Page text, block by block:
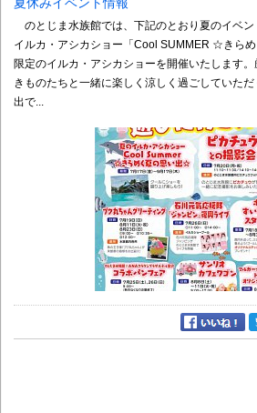
のとじま水族館では、下記のとおり夏のイベ
イルカ・アシカショー「Cool SUMMER ☆き
限定のイルカ・アシカショーを開催いたします
きものたちと一緒に楽しく涼しく過ごしていた
出で...